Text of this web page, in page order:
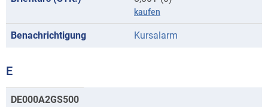
kaufen
Kursalarm
E
Kurse
DE000A2GS500